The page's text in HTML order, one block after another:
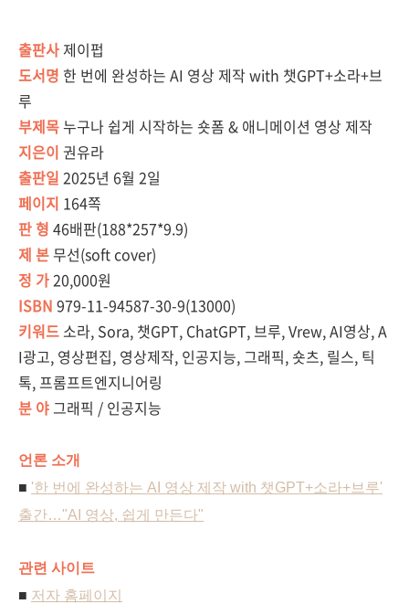
출판사제이펍
도서명 한 번에 완성하는 AI 영상 제작 with 챗GPT+소라+브
루
부제목누구나 쉽게 시작하는 숏폼 & 애니메이션 영상 제작
지은이 권유라
출판일 2025년 6월 2일
페이지 164쪽
판 형 46배판(188*257*9.9)
제 본무선(soft cover)
정 가20,000원
ISBN 979-11-94587-30-9(13000)
키워드소라, Sora, 챗GPT, ChatGPT, 브루, Vrew, AI영상, A
I광고, 영상편집, 영상제작, 인공지능, 그래픽, 숏츠, 릴스, 틱
톡, 프롬프트엔지니어링
분 야 그래픽 / 인공지능
언론 소개
■ '한 번에 완성하는 AI 영상 제작 with 챗GPT+소라+브루'
출간…"AI 영상, 쉽게 만든다"
관련 사이트
■ 저자 홈페이지